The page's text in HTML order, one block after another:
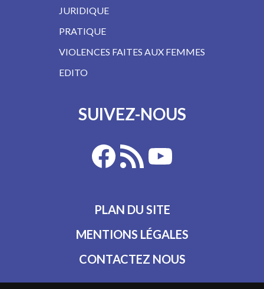
JURIDIQUE
PRATIQUE
VIOLENCES FAITES AUX FEMMES
EDITO
SUIVEZ-NOUS
PLAN DU SITE
MENTIONS LÉGALES
CONTACTEZ NOUS